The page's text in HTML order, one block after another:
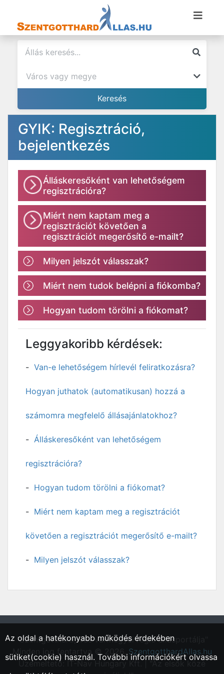
GYIK: Regisztráció,
bejelentkezés
Álláskeresőként van lehetőségem
regisztrációra?
Miért nem kaptam meg a
regisztrációt követően a
regisztrációt megerősítő e-mailt?
Milyen jelszót válasszak?
Miért nem tudok belépni a fiókomba?
Hogyan tudom törölni a fiókomat?
Leggyakoribb kérdések:
Van-e lehetőségem hírlevél feliratkozásra?
Hogyan juthatok (automatikusan) hozzá a
számomra megfelelő állásajánlatokhoz?
Álláskeresőként van lehetőségem
regisztrációra?
Hogyan tudom törölni a fiókomat?
Miért nem kaptam meg a regisztrációt
követően a regisztrációt megerősítő e-mailt?
Milyen jelszót válasszak?
"Szentgotthárd, Vas vármegyei régió állásportálja"
Minden jog fentartva © 2026.SzentgotthardAllas.hu
Üzemeltető: IT-Nav Hungary Kft. | "Az elsők közé
Az oldal a hatékonyabb működés érdekében
sütiket(cookie) használ. További információkért olvassa